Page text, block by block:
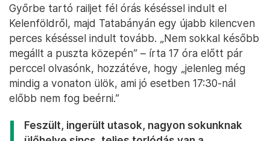
Győrbe tartó railjet fél órás késéssel indult el
Kelenföldről, majd Tatabányán egy újabb kilencven
perces késéssel indult tovább. „Nem sokkal később
megállt a puszta közepén” – írta 17 óra előtt pár
perccel olvasónk, hozzátéve, hogy „jelenleg még
mindig a vonaton ülök, ami jó esetben 17:30-nál
előbb nem fog beérni.”
Feszült, ingerült utasok, nagyon sokunknak